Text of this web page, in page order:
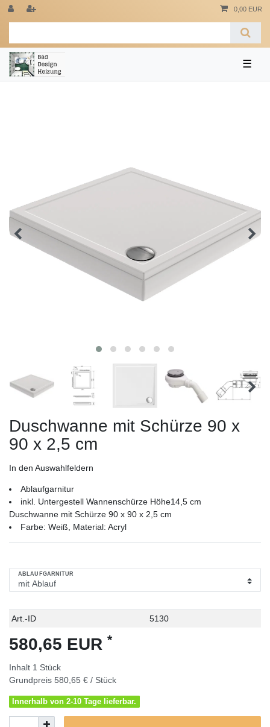
0,00 EUR
☰
Duschwanne mit Schürze 90 x
90 x 2,5 cm
In den Auswahlfeldern
Ablaufgarnitur
inkl. Untergestell Wannenschürze Höhe14,5 cm
Duschwanne mit Schürze 90 x 90 x 2,5 cm
Farbe: Weiß, Material: Acryl
ABLAUFGARNITUR
Technisches
Wert
Art.-ID 5130
580,65 EUR *
Inhalt 1 Stück
Grundpreis 580,65 € / Stück
Innerhalb von 2-10 Tage lieferbar.